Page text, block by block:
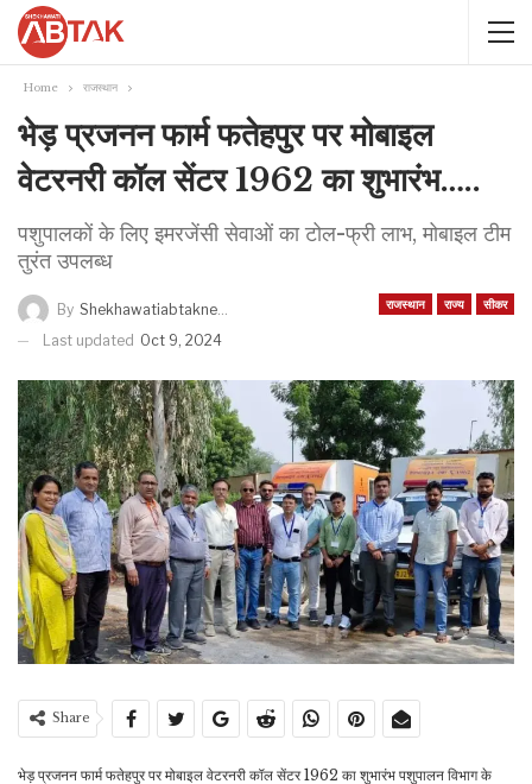
Home राजस्थान
भेड़ प्रजनन फार्म फतेहपुर पर मोबाइल
वेटरनरी कॉल सेंटर 1962 का शुभारंभ…..
पशुपालकों के लिए इमरजेंसी सेवाओं का टोल-फ्री लाभ, मोबाइल टीम
तुरंत उपलब्ध
राजस्थान राज्य सीकर
By Shekhawatiabtaknews
Last updated Oct 9, 2024
Share
भेड़ प्रजनन फार्म फतेहपुर पर मोबाइल वेटरनरी कॉल सेंटर 1962 का शुभारंभ पशुपालन विभाग के